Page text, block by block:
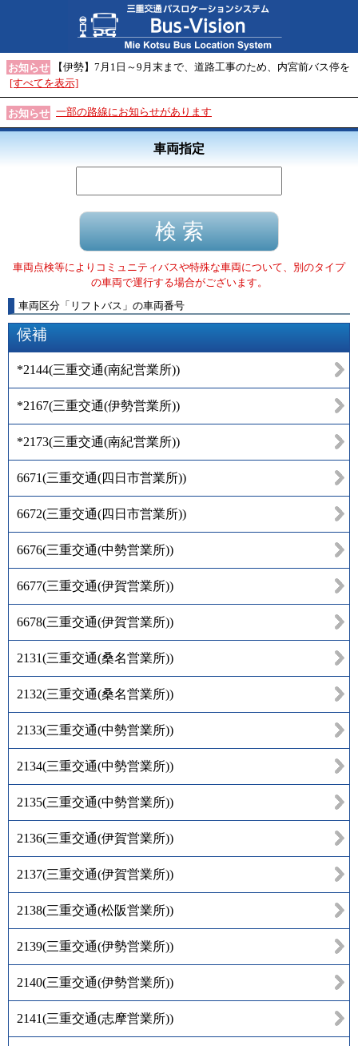
お知らせ
【伊勢】7月1日～9月末まで、道路工事のため、内宮前バス停を
[すべてを表示]
お知らせ 一部の路線にお知らせがあります
車両指定
車両点検等によりコミュニティバスや特殊な車両について、別のタイプ
の車両で運行する場合がございます。
車両区分 「 リフトバス 」 の車両番号
候補
*2144(三重交通(南紀営業所))
*2167(三重交通(伊勢営業所))
*2173(三重交通(南紀営業所))
6671(三重交通(四日市営業所))
6672(三重交通(四日市営業所))
6676(三重交通(中勢営業所))
6677(三重交通(伊賀営業所))
6678(三重交通(伊賀営業所))
2131(三重交通(桑名営業所))
2132(三重交通(桑名営業所))
2133(三重交通(中勢営業所))
2134(三重交通(中勢営業所))
2135(三重交通(中勢営業所))
2136(三重交通(伊賀営業所))
2137(三重交通(伊賀営業所))
2138(三重交通(松阪営業所))
2139(三重交通(伊勢営業所))
2140(三重交通(伊勢営業所))
2141(三重交通(志摩営業所))